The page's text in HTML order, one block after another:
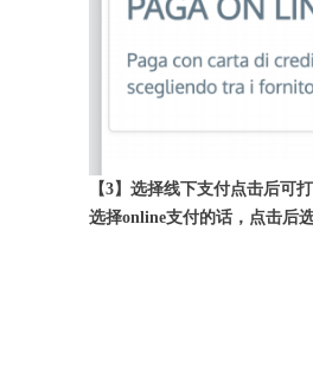
【3】选择线下支付点击后可
选择online支付的话，点击后